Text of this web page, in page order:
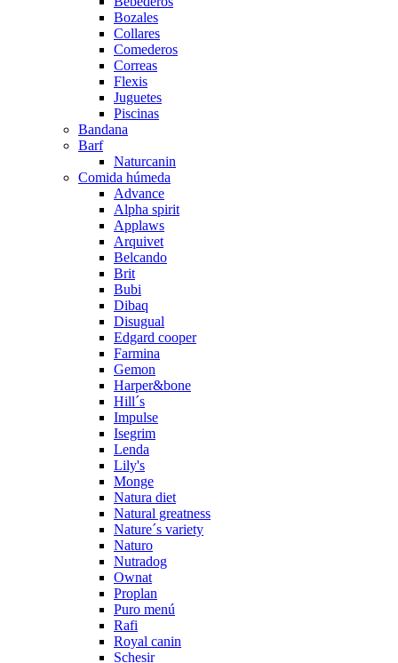
Bozales
Collares
Comederos
Correas
Flexis
Juguetes
Piscinas
Bandana
Barf
Naturcanin
Comida húmeda
Advance
Alpha spirit
Applaws
Arquivet
Belcando
Brit
Bubi
Dibaq
Disugual
Edgard cooper
Farmina
Gemon
Harper&bone
Hill´s
Impulse
Isegrim
Lenda
Lily's
Monge
Natura diet
Natural greatness
Nature´s variety
Naturo
Nutradog
Ownat
Proplan
Puro menú
Rafi
Royal canin
Schesir